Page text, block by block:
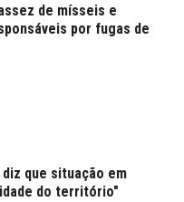
de mísseis e
por fugas de
que situação em
do território"